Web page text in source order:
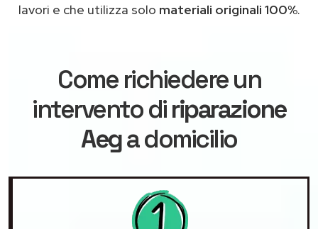
lavori e che utilizza solo materiali originali 100%.
Come richiedere un
intervento diriparazione
Aega domicilio